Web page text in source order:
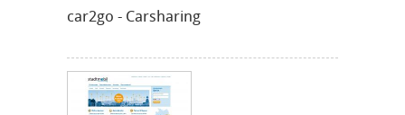
car2go - Carsharing